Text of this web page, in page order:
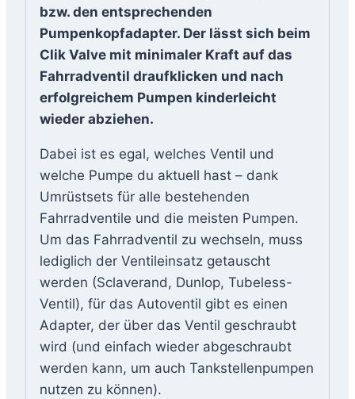
bzw. den entsprechenden
Pumpenkopfadapter. Der lässt sich beim
Clik Valve mit minimaler Kraft auf das
Fahrradventil draufklicken und nach
erfolgreichem Pumpen kinderleicht
wieder abziehen.
Dabei ist es egal, welches Ventil und
welche Pumpe du aktuell hast – dank
Umrüstsets für alle bestehenden
Fahrradventile und die meisten Pumpen.
Um das Fahrradventil zu wechseln, muss
lediglich der Ventileinsatz getauscht
werden (Sclaverand, Dunlop, Tubeless-
Ventil), für das Autoventil gibt es einen
Adapter, der über das Ventil geschraubt
wird (und einfach wieder abgeschraubt
werden kann, um auch Tankstellenpumpen
nutzen zu können).